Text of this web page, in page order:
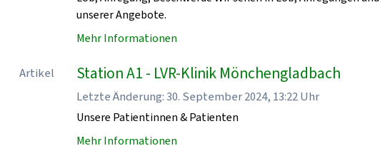
unserer Angebote.
Mehr Informationen
Artikel Station A1 - LVR-Klinik Mönchengladbach
Letzte Änderung: 30. September 2024, 13:22 Uhr
Unsere Patientinnen & Patienten
Mehr Informationen